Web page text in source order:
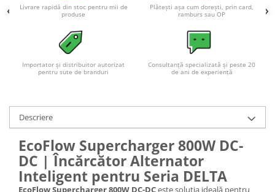
Acumulatori Moto, ATV
Li-Ion
SLA AGM (Sealed Lead Acid)
Tractiune
Marine & Caravan
APC
Pachete acumulatori VRLA
Sisteme de management (BMS)
Livrare rapidă din stoc pentru mii de
produse
Plătești așa cum dorești, prin card,
ramburs sau OP
Importator și distribuitor autorizat
pentru sute de branduri
Consultanță specializată și peste 20
de ani de experiență
Descriere
EcoFlow Supercharger 800W DC-
DC | Încărcător Alternator
Inteligent pentru Seria DELTA
EcoFlow Supercharger 800W DC-DCeste soluția ideală pentru